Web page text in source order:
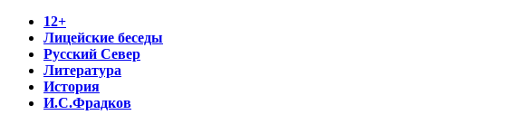
12+
Лицейские беседы
Русский Север
Литература
История
И.С.Фрадков